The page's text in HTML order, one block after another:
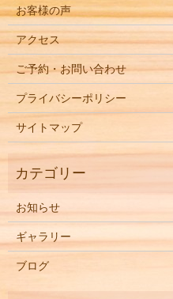
お客様の声
アクセス
ご予約・お問い合わせ
プライバシーポリシー
サイトマップ
お知らせ
ギャラリー
ブログ